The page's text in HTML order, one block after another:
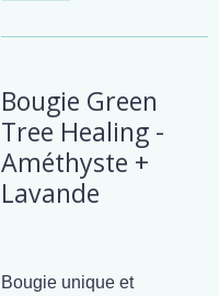
Bougie Green
Tree Healing -
Améthyste +
Lavande
Bougie unique et